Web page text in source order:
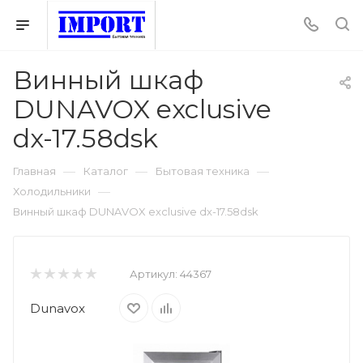
Винный шкаф
DUNAVOX exclusive
dx-17.58dsk
Главная — Каталог — Бытовая техника —
Холодильники —
Винный шкаф DUNAVOX exclusive dx-17.58dsk
Артикул: 44367
Dunavox